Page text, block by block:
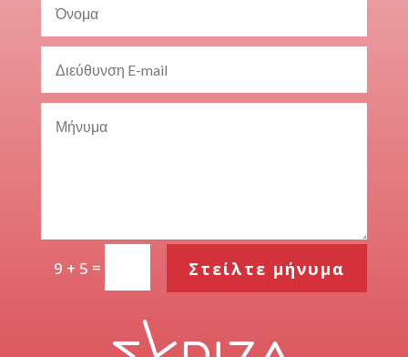
9 + 5 = Στείλτε μήνυμα